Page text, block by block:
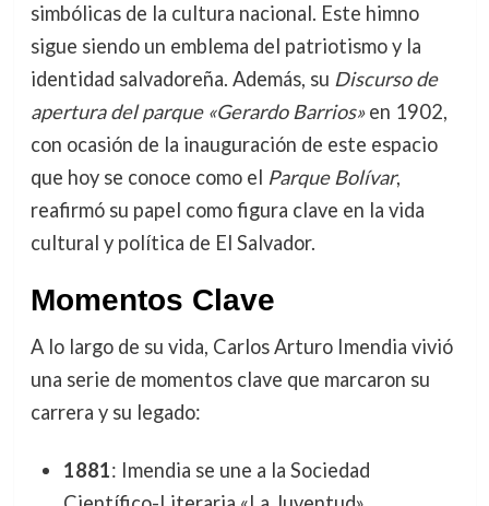
simbólicas de la cultura nacional. Este himno
sigue siendo un emblema del patriotismo y la
identidad salvadoreña. Además, su Discurso de
apertura del parque «Gerardo Barrios»en 1902,
con ocasión de la inauguración de este espacio
que hoy se conoce como el Parque Bolívar,
reafirmó su papel como figura clave en la vida
cultural y política de El Salvador.
Momentos Clave
A lo largo de su vida, Carlos Arturo Imendia vivió
una serie de momentos clave que marcaron su
carrera y su legado:
1881: Imendia se une a la Sociedad